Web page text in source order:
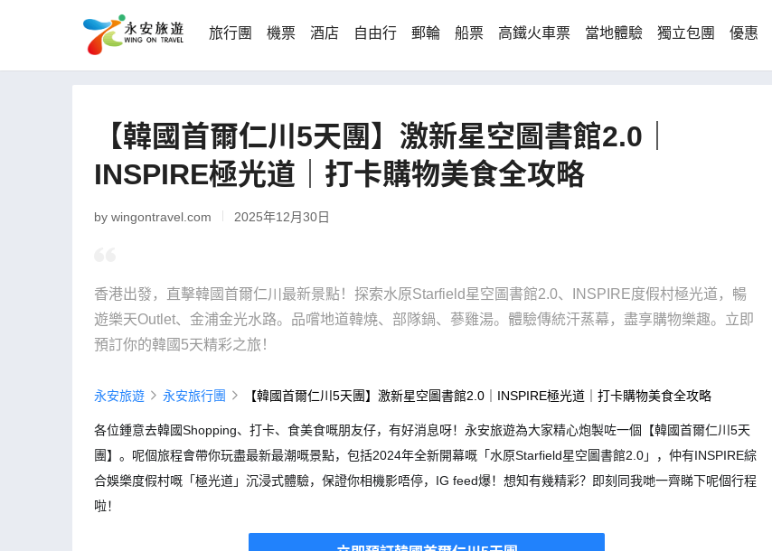
旅行團 機票 酒店 自由行 郵輪 船票 高鐵火車票 當地體驗 獨立包團 優惠
【韓國首爾仁川5天團】激新星空圖書館2.0｜
INSPIRE極光道｜打卡購物美食全攻略
by wingontravel.com 2025年12月30日
香港出發，直擊韓國首爾仁川最新景點！探索水原Starfield星空圖書館2.0、INSPIRE度假村極光道，暢
遊樂天Outlet、金浦金光水路。品嚐地道韓燒、部隊鍋、蔘雞湯。體驗傳統汗蒸幕，盡享購物樂趣。立即
預訂你的韓國5天精彩之旅！
永安旅遊 永安旅行團 【韓國首爾仁川5天團】激新星空圖書館2.0｜INSPIRE極光道｜打卡購物美食全攻略
各位鍾意去韓國Shopping、打卡、食美食嘅朋友仔，有好消息呀！永安旅遊為大家精心炮製咗一個【韓國首爾仁川5天
團】。呢個旅程會帶你玩盡最新最潮嘅景點，包括2024年全新開幕嘅「水原Starfield星空圖書館2.0」，仲有INSPIRE綜
合娛樂度假村嘅「極光道」沉浸式體驗，保證你相機影唔停，IG feed爆！想知有幾精彩？即刻同我哋一齊睇下呢個行程
啦！